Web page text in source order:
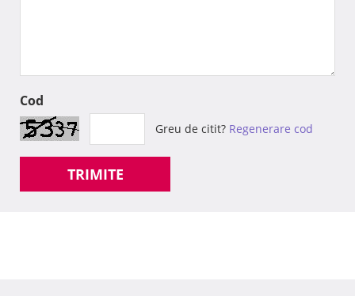
Cod
Greu de citit? Regenerare cod
TRIMITE